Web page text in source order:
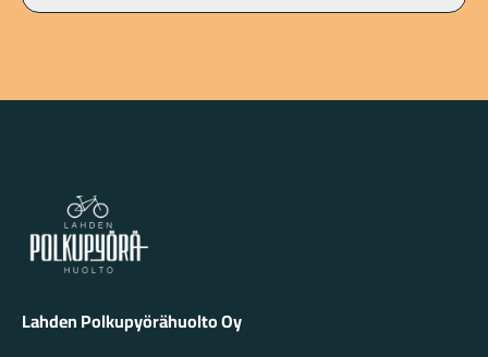
Lahden Polkupyörähuolto - etusivulle
Lahden Polkupyörähuolto Oy